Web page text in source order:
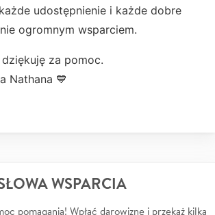
udostępnienie i każde dobre
ogromnym wsparciem.
dziękuję za pomoc.
Nathana 💙
WSPARCIA
pomagania! Wpłać darowiznę i przekaż kilka